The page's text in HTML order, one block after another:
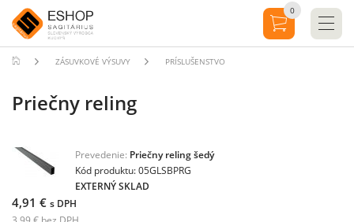
ZÁSUVKOVÉ VÝSUVY PRÍSLUŠENSTVO
Priečny reling
Prevedenie: Priečny reling šedý
Kód produktu: 05GLSBPRG
EXTERNÝ SKLAD
4,91 € s DPH
0